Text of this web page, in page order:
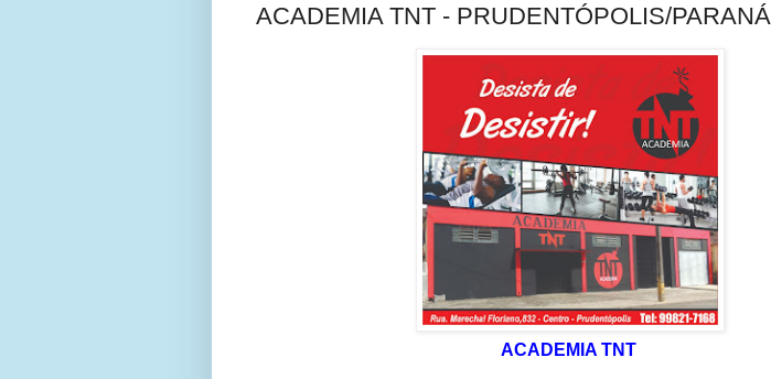
ACADEMIA TNT - PRUDENTÓPOLIS/PARANÁ
ACADEMIA TNT